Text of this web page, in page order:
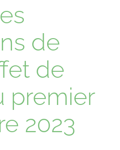
de
de
premier
2023